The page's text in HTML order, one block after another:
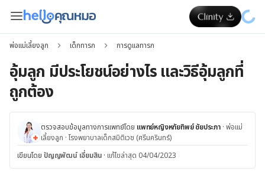
พ่อแม่เลี้ยงลูก เด็กทารก การดูแลทารก
อุ้มลูก มีประโยชน์อย่างไร และวิธีอุ้มลูกที่
ถูกต้อง
ตรวจสอบข้อมูลทางการแพทย์โดย แพทย์หญิงหทัยทิพย์ ชัยประภา · พ่อแม่
เลี้ยงลูก ·โรงพยาบาลเด็กสมิติเวช (ศรีนครินทร์)
เขียนโดย ปัญญพัฒน์ เอี่ยมสิน · แก้ไขล่าสุด 04/04/2023